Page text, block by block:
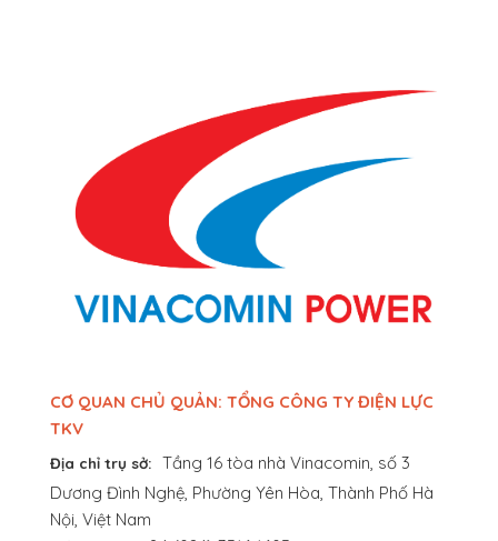
CƠ QUAN CHỦ QUẢN: TỔNG CÔNG TY ĐIỆN LỰC
TKV
Địa chỉ trụ sở: Tầng 16 tòa nhà Vinacomin, số 3
Dương Đình Nghệ, Phường Yên Hòa, Thành Phố Hà
Nội, Việt Nam